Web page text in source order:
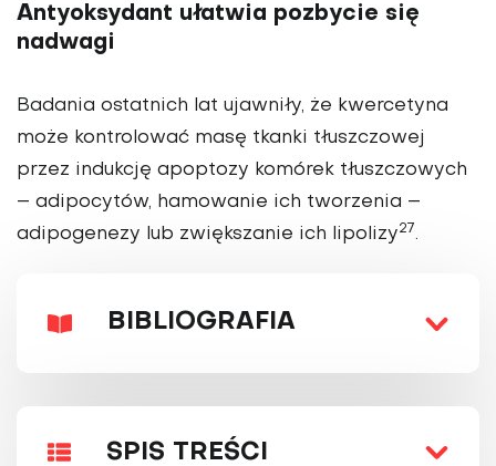
Antyoksydant ułatwia pozbycie się
nadwagi
Badania ostatnich lat ujawniły, że kwercety­na
może kontrolować masę tkanki tłuszczowej
przez indukcję apoptozy komórek tłuszczowych
– adipocytów, hamo­wanie ich tworzenia –
adipogenezy lub zwięk­szanie ich lipolizy27.
BIBLIOGRAFIA
SPIS TREŚCI